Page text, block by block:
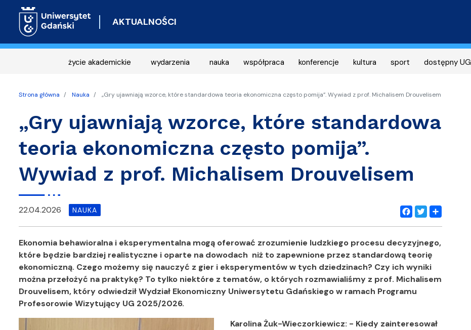
AKTUALNOŚCI
życie akademickie wydarzenia nauka współpraca konferencje kultura sport dostępny UG
Strona główna Nauka „Gry ujawniają wzorce, które standardowa teoria ekonomiczna często pomija”. Wywiad z prof. Michalisem Drouvelisem
„Gry ujawniają wzorce, które standardowa
teoria ekonomiczna często pomija”.
Wywiad z prof. Michalisem Drouvelisem
Facebook
Twitter
Share
22.04.2026 NAUKA
Ekonomia behawioralna i eksperymentalna mogą oferować zrozumienie ludzkiego procesu decyzyjnego,
które będzie bardziej realistyczne i oparte na dowodach niż to zapewnione przez standardową teorię
ekonomiczną. Czego możemy się nauczyć z gier i eksperymentów w tych dziedzinach? Czy ich wyniki
można przełożyć na praktykę? To tylko niektóre z tematów, o których rozmawialiśmy z prof. Michalisem
Drouvelisem, który odwiedził Wydział Ekonomiczny Uniwersytetu Gdańskiego w ramach Programu
Profesorowie Wizytujący UG 2025/2026.
Karolina Żuk-Wieczorkiewicz: - Kiedy zainteresował